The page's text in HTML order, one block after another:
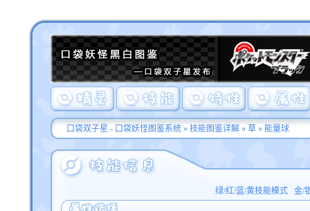
口袋双子星 - 口袋妖怪图鉴系统» 技能图鉴详解» 草» 能量球
绿/红/蓝/黄技能模式 金/